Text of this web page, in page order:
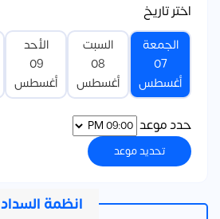
اختر تاريخ
الجمعة
07
أغسطس
السبت
08
أغسطس
الأحد
09
أغسطس
حدد موعد
تحديد موعد
انظمة السداد